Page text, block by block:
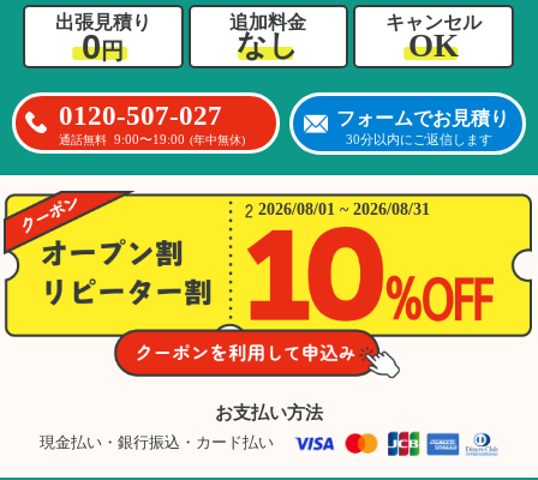
業終了後には部屋全体を
清掃していただき、まる
で新しい家のような清潔
も部屋を簡単に清掃して
いただけたのも好印象で
した。
サイクル可能なものにつ
いても教えていただき、
今後の片付けにも役立つ
知識が増えました。また
何かあれば、ぜひお願い
したいと思っています。
心のこもったサービスを
ありがとうございまし
た。
出張見積り
0円
追加料金
なし
キャンセル
OK
0120-507-027
通話無料 9:00〜19:00 (年中無休)
フォームでお見積り
30分以内にご返信します
2026/08/01 ~ 2026/08/31
お支払い方法
現金払い・銀行振込・カード払い